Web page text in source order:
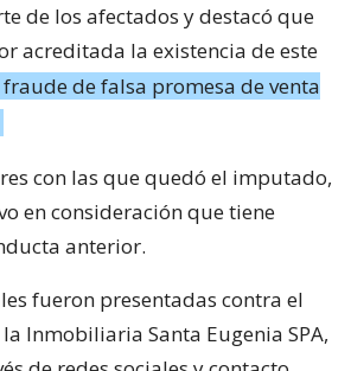
de los afectados y destacó que
acreditada la existencia de este
de falsa promesa de venta
con las que quedó el imputado,
en consideración que tiene
anterior.
fueron presentadas contra el
Inmobiliaria Santa Eugenia SPA,